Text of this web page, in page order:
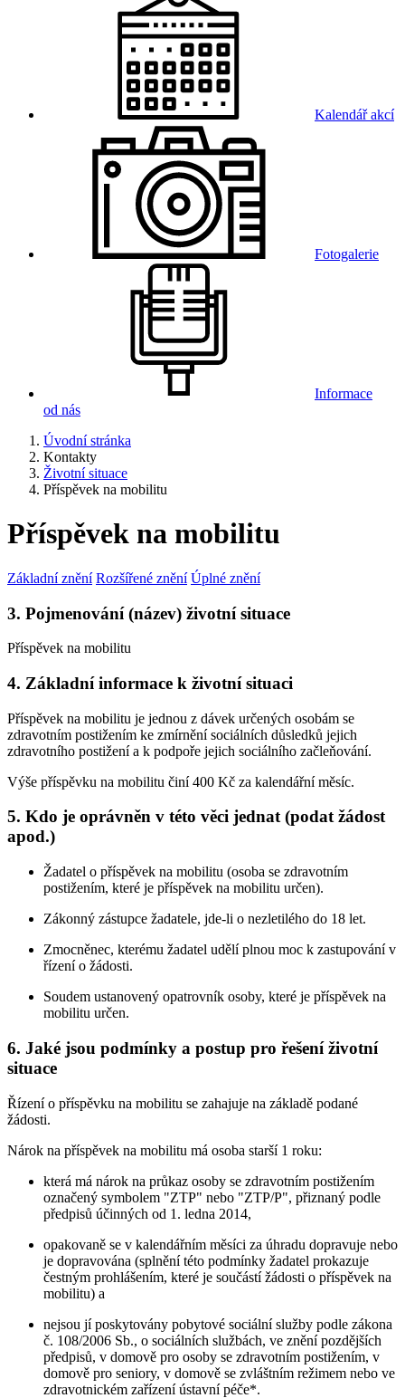
Kalendář akcí
Fotogalerie
Informace
od nás
Úvodní stránka
Kontakty
Životní situace
Příspěvek na mobilitu
Příspěvek na mobilitu
Základní znění Rozšířené znění Úplné znění
3. Pojmenování (název) životní situace
Příspěvek na mobilitu
4. Základní informace k životní situaci
Příspěvek na mobilitu je jednou z dávek určených osobám se
zdravotním postižením ke zmírnění sociálních důsledků jejich
zdravotního postižení a k podpoře jejich sociálního začleňování.
Výše příspěvku na mobilitu činí 400 Kč za kalendářní měsíc.
5. Kdo je oprávněn v této věci jednat (podat žádost
apod.)
Žadatel o příspěvek na mobilitu (osoba se zdravotním
postižením, které je příspěvek na mobilitu určen).
Zákonný zástupce žadatele, jde-li o nezletilého do 18 let.
Zmocněnec, kterému žadatel udělí plnou moc k zastupování v
řízení o žádosti.
Soudem ustanovený opatrovník osoby, které je příspěvek na
mobilitu určen.
6. Jaké jsou podmínky a postup pro řešení životní
situace
Řízení o příspěvku na mobilitu se zahajuje na základě podané
žádosti.
Nárok na příspěvek na mobilitu má osoba starší 1 roku:
která má nárok na průkaz osoby se zdravotním postižením
označený symbolem "ZTP" nebo "ZTP/P", přiznaný podle
předpisů účinných od 1. ledna 2014,
opakovaně se v kalendářním měsíci za úhradu dopravuje nebo
je dopravována (splnění této podmínky žadatel prokazuje
čestným prohlášením, které je součástí žádosti o příspěvek na
mobilitu) a
nejsou jí poskytovány pobytové sociální služby podle zákona
č. 108/2006 Sb., o sociálních službách, ve znění pozdějších
předpisů, v domově pro osoby se zdravotním postižením, v
domově pro seniory, v domově se zvláštním režimem nebo ve
zdravotnickém zařízení ústavní péče*.